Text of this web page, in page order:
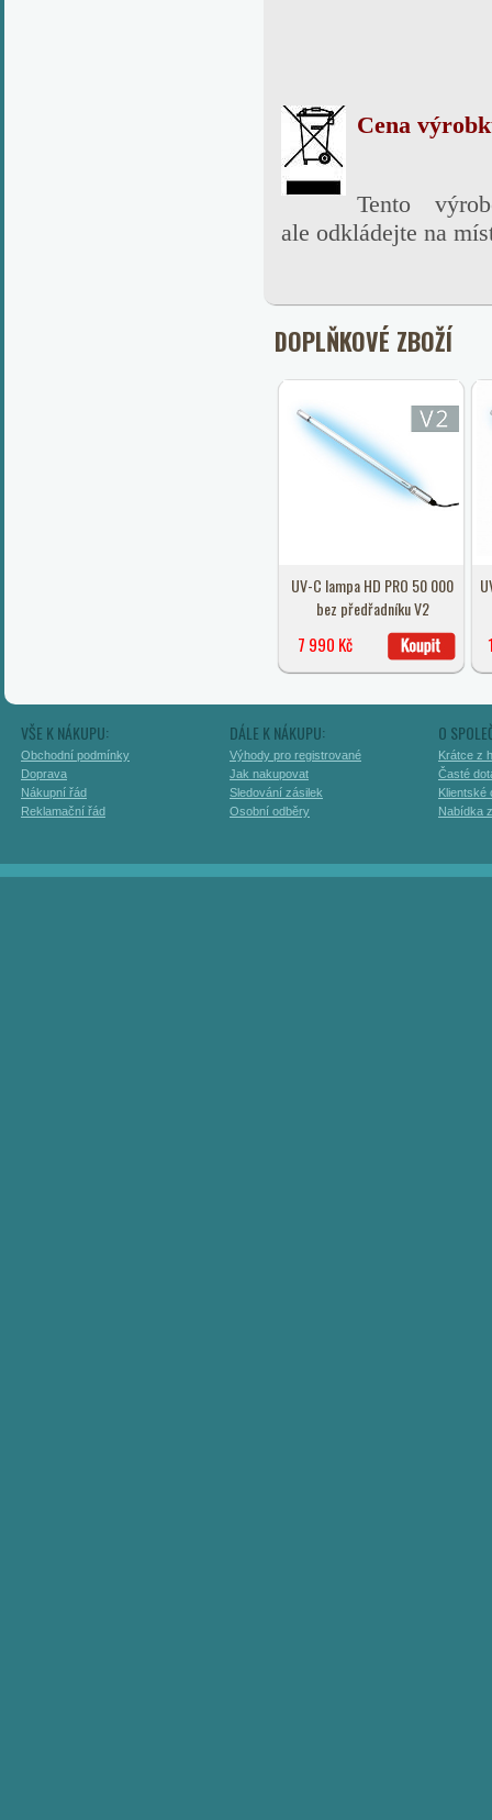
Cena
Tento
ale odkládejte na
DOPLŇKOVÉ ZBOŽÍ
UV-C lampa HD PRO 50 000
bez předřadníku V2
7 990 Kč
VŠE K NÁKUPU:
Obchodní podmínky
Doprava
Nákupní řád
Reklamační řád
DÁLE K NÁKUPU:
Výhody pro registrované
Jak nakupovat
Sledování zásilek
Osobní odběry
O
Krátce z
Časté
Klientské
Nabídka